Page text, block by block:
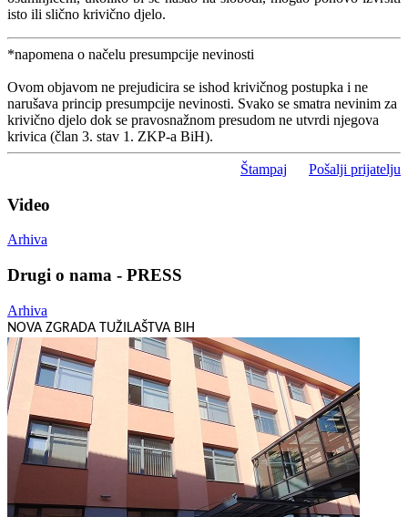
isto ili slično krivično djelo.
*napomena o načelu presumpcije nevinosti
Ovom objavom ne prejudicira se ishod krivičnog postupka i ne
narušava princip presumpcije nevinosti. Svako se smatra nevinim za
krivično djelo dok se pravosnažnom presudom ne utvrdi njegova
krivica (član 3. stav 1. ZKP-a BiH).
Štampaj Pošalji prijatelju
Video
Arhiva
Drugi o nama - PRESS
Arhiva
NOVA ZGRADA TUŽILAŠTVA BIH